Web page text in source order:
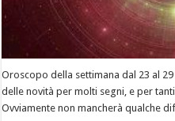
Oroscopo della settimana dal 23 al
delle novità per molti segni, e per
Ovviamente non mancherà qualche